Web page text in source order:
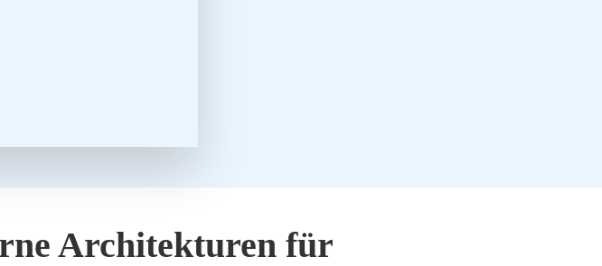
Archi­tek­tu­ren für